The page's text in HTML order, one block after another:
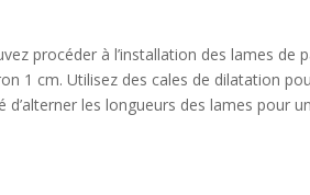
procéder à l’installation des lames
1 cm. Utilisez des cales de dilatation
les longueurs des lames pour